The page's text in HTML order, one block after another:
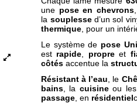
une pose en chevrons
la souplessed’un sol
thermique , pour un
Le système de pose
est rapide propreet
côtés accentue la
Résistant à l’eau , le
bains , la cuisineou
passage , en résidentiel